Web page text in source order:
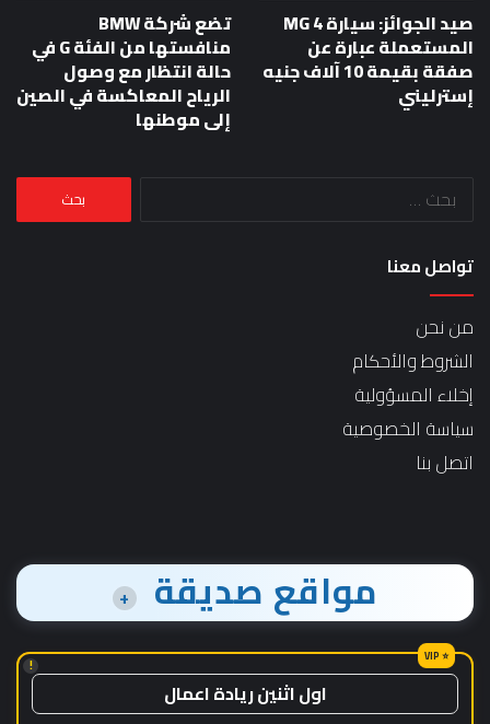
صيد الجوائز: سيارة MG 4
المستعملة عبارة عن
صفقة بقيمة 10 آلاف جنيه
إسترليني
تضع شركة BMW
منافستها من الفئة G في
حالة انتظار مع وصول
الرياح المعاكسة في الصين
إلى موطنها
البحث
تواصل معنا
من نحن
الشروط والأحكام
إخلاء المسؤولية
سياسة الخصوصية
اتصل بنا
مواقع صديقة +
!
اول اثنين ريادة اعمال